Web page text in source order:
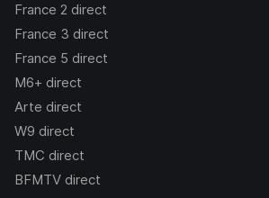
France 2 direct
France 3 direct
France 5 direct
M6+ direct
Arte direct
W9 direct
TMC direct
BFMTV direct